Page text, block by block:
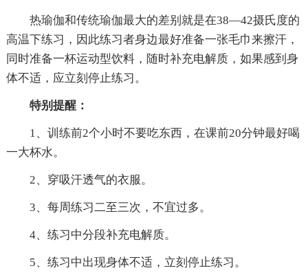
热瑜伽和传统瑜伽最大的差别就是在38—42摄氏度的
高温下练习，因此练习者身边最好准备一张毛巾来擦汗，
同时准备一杯运动型饮料，随时补充电解质，如果感到身
体不适，应立刻停止练习。
特别提醒：
1、训练前2个小时不要吃东西，在课前20分钟最好喝
一大杯水。
2、穿吸汗透气的衣服。
3、每周练习二至三次，不宜过多。
4、练习中分段补充电解质。
5、练习中出现身体不适，立刻停止练习。